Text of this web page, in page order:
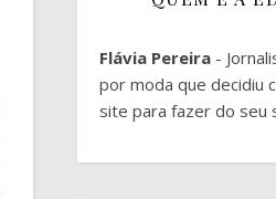
Flávia Pereira -
por moda que decidiu
site para fazer do seu